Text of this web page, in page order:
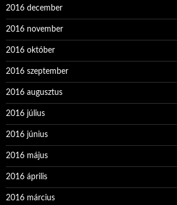
2016 december
2016 november
2016 október
2016 szeptember
2016 augusztus
2016 július
2016 június
2016 május
2016 április
2016 március